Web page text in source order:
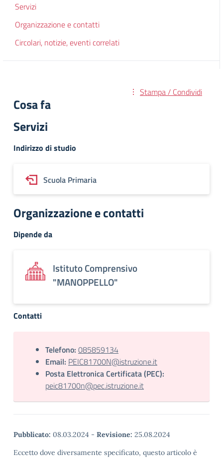
Servizi
Organizzazione e contatti
Circolari, notizie, eventi correlati
Stampa / Condividi
Cosa fa
Servizi
Indirizzo di studio
Scuola Primaria
Organizzazione e contatti
Dipende da
Istituto Comprensivo
"MANOPPELLO"
Contatti
Telefono: 085859134
Email: PEIC81700N@istruzione.it
Posta Elettronica Certificata (PEC):
peic81700n@pec.istruzione.it
Pubblicato: 08.03.2024 - Revisione: 25.08.2024
Eccetto dove diversamente specificato, questo articolo è